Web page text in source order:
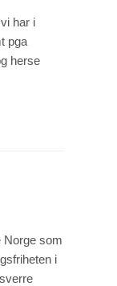
har i
pga
herse
Norge som
i